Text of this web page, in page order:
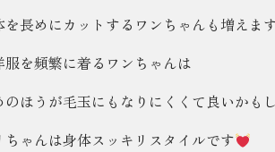
を長めにカットするワンちゃんも増えま
服を頻繁に着るワンちゃんは
のほうが毛玉にもなりにくくて良いかも
ちゃんは身体スッキリスタイルです